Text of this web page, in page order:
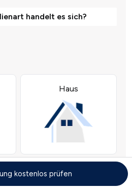
kostenlos prüfen